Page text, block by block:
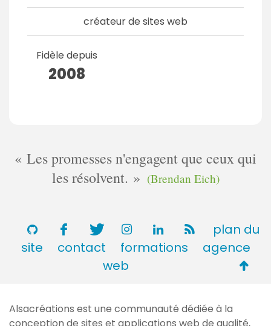
créateur de sites web
Fidèle depuis
2008
Les promesses n'engagent que ceux qui
les résolvent.
(Brendan Eich)
plan du
site
contact formations
agence
web
de
Alsacréations est une communauté dédiée à la